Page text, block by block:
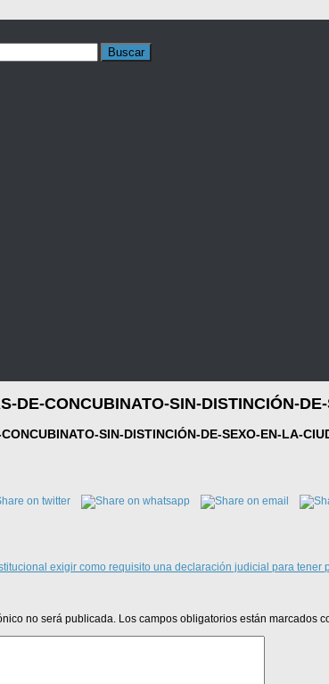
DE-CONCUBINATO-SIN-DISTINCIÓN-
SIN-DISTINCIÓN-DE-SEXO-EN-LA-
exigir como requisito una declaración judicial para tener
no será publicada. Los campos obligatorios están marcados